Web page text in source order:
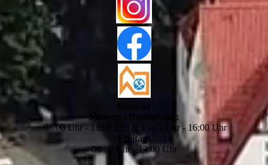
Montag - Donnerstag:
08:00 Uhr - 13:00 Uhr & 13:45 Uhr - 16:00 Uhr
Freitag:
08:00 Uhr - 13:00 Uhr